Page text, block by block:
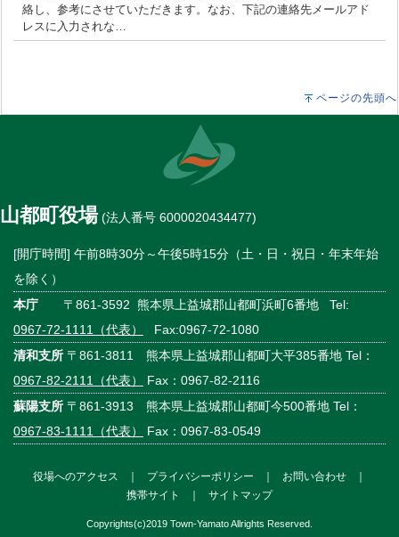
絡し、参考にさせていただきます。なお、下記の連絡先メールアド
レスに入力されな…
ページの先頭へ
山都町役場(法人番号 6000020434477)
[開庁時間] 午前8時30分～午後5時15分（土・日・祝日・年末年始
を除く）
本庁 〒861-3592 熊本県上益城郡山都町浜町6番地 Tel:
0967-72-1111（代表）
Fax:0967-72-1080
清和支所 〒861-3811 熊本県上益城郡山都町大平385番地 Tel：
0967-82-2111（代表）
Fax：0967-82-2116
蘇陽支所 〒861-3913 熊本県上益城郡山都町今500番地 Tel：
0967-83-1111（代表）
Fax：0967-83-0549
役場へのアクセス ｜ プライバシーポリシー ｜ お問い合わせ
｜
携帯サイト
｜ サイトマップ
Copyrights(c)2019 Town-Yamato Allrights Reserved.